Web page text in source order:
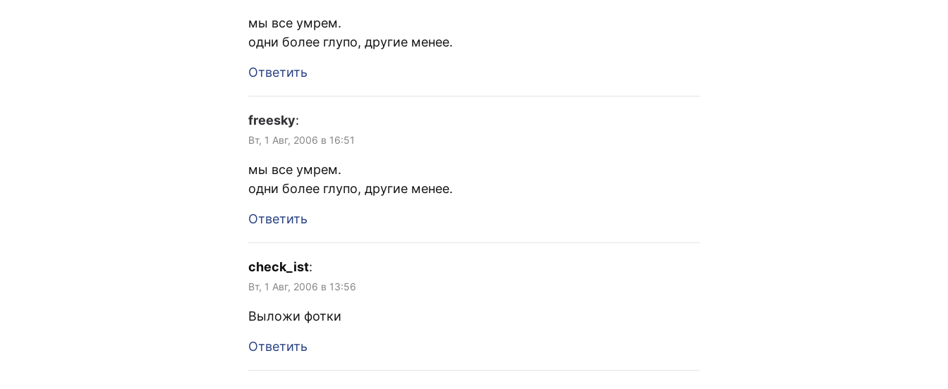
мы все умрем.
одни более глупо, другие менее.
Ответить
freesky:
Вт, 1 Авг, 2006 в 16:51
мы все умрем.
одни более глупо, другие менее.
Ответить
check_ist:
Вт, 1 Авг, 2006 в 13:56
Выложи фотки
Ответить